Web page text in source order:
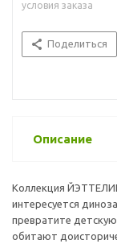
условия заказа
Поделиться
Описание
Коллекция
интересуется
превратите
обитают